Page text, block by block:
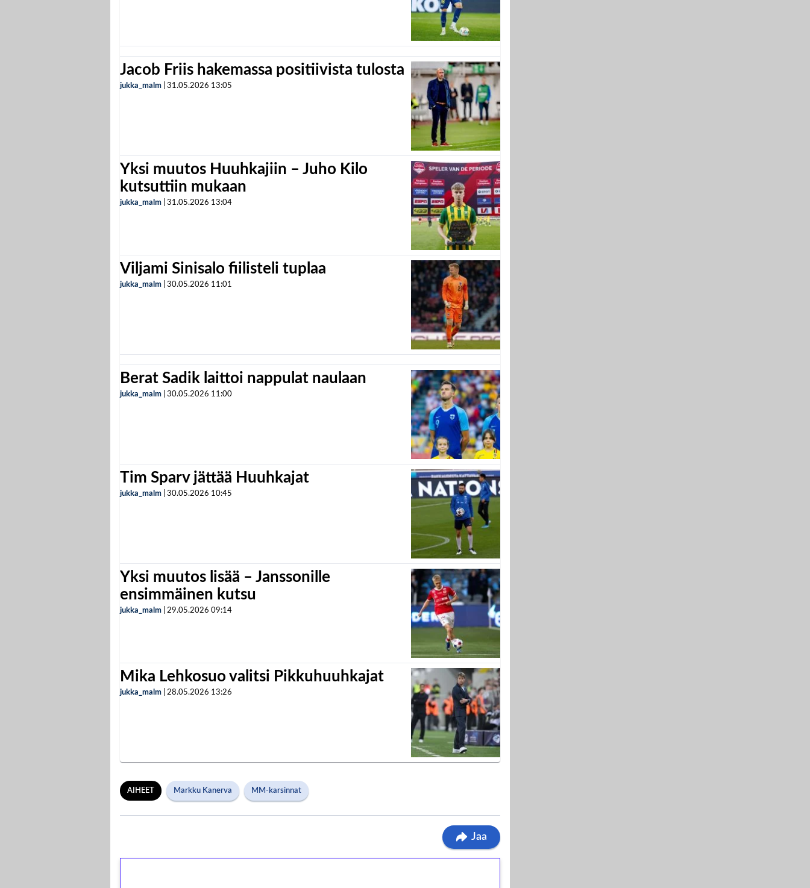
Jacob Friis hakemassa positiivista tulosta
jukka_malm 31.05.2026 13:05
Yksi muutos Huuhkajiin – Juho Kilo
kutsuttiin mukaan
jukka_malm 31.05.2026 13:04
Viljami Sinisalo fiilisteli tuplaa
jukka_malm 30.05.2026 11:01
Berat Sadik laittoi nappulat naulaan
jukka_malm 30.05.2026 11:00
Tim Sparv jättää Huuhkajat
jukka_malm 30.05.2026 10:45
Yksi muutos lisää – Janssonille
ensimmäinen kutsu
jukka_malm 29.05.2026 09:14
Mika Lehkosuo valitsi Pikkuhuuhkajat
jukka_malm 28.05.2026 13:26
AIHEET Markku Kanerva MM-karsinnat
Jaa